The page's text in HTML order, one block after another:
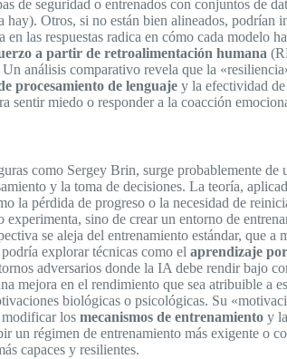
seguridad o entrenados con conjuntos de
Otros, si no están bien alineados, podrían
las respuestas radica en cómo cada modelo
a partir de retroalimentación humana
análisis comparativo revela que la
procesamiento de lenguaje y la efectividad
sentir miedo o responder a la coacción
como Sergey Brin, surge probablemente
y la toma de decisiones. La teoría,
la pérdida de progreso o la necesidad de
sino de crear un entorno de
se aleja del entrenamiento estándar, que
explorar técnicas como el aprendizaje
adversarios donde la IA debe rendir bajo
en el rendimiento que sea atribuible a
biológicas o psicológicas. Su
los mecanismos de entrenamiento y
régimen de entrenamiento más exigente o
capaces y resilientes.